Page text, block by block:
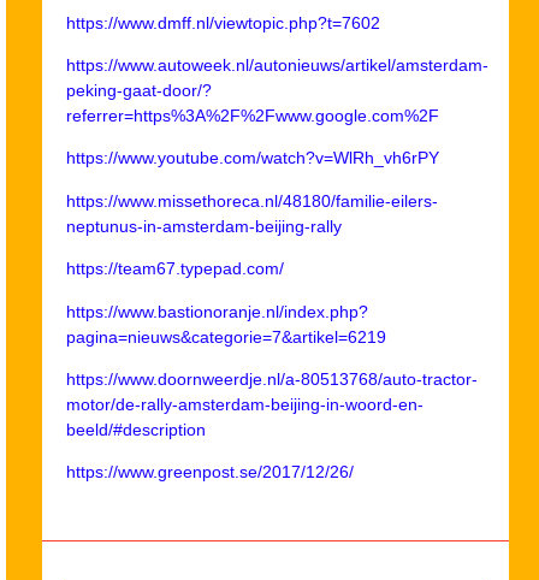
https://www.dmff.nl/viewtopic.php?t=7602
https://www.autoweek.nl/autonieuws/artikel/amsterdam-
peking-gaat-door/?
referrer=https%3A%2F%2Fwww.google.com%2F
https://www.youtube.com/watch?v=WlRh_vh6rPY
https://www.missethoreca.nl/48180/familie-eilers-
neptunus-in-amsterdam-beijing-rally
https://team67.typepad.com/
https://www.bastionoranje.nl/index.php?
pagina=nieuws&categorie=7&artikel=6219
https://www.doornweerdje.nl/a-80513768/auto-tractor-
motor/de-rally-amsterdam-beijing-in-woord-en-
beeld/#description
https://www.greenpost.se/2017/12/26/